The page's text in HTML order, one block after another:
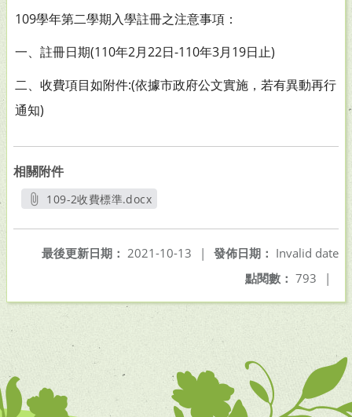
109學年第二學期入學註冊之注意事項：
一、註冊日期(110年2月22日-110年3月19日止)
二、收費項目如附件:(依據市政府公文實施，若有異動再行
通知)
相關附件
109-2收費標準.docx
發佈日期： Invalid date
最後更新日期： 2021-10-13
|
點閱數： 793 |